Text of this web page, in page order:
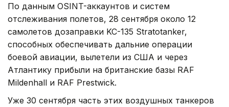
По данным OSINT-аккаунтов и систем
отслеживания полетов, 28 сентября около 12
самолетов дозаправки KC-135 Stratotanker,
способных обеспечивать дальние операции
боевой авиации, вылетели из США и через
Атлантику прибыли на британские базы RAF
Mildenhall и RAF Prestwick.
Уже 30 сентября часть этих воздушных танкеров